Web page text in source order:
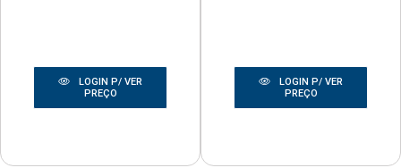
LOGIN P/ VER
PREÇO
LOGIN P/ VER
PREÇO